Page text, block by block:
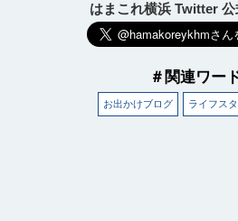
はまこれ横浜 Twitter 公
＃関連ワー
お出かけブログ ライフス